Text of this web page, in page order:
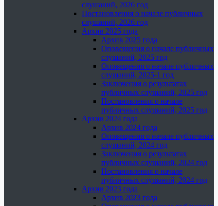
слушаний, 2026 год
Постановления о начале публичных
слушаний, 2026 год
Архив 2025 года
Архив 2025 года
Оповещения о начале публичных
слушаний, 2025 год
Оповещения о начале публичных
слушаний, 2025-1 год
Заключения о результатах
публичных слушаний, 2025 год
Постановления о начале
публичных слушаний, 2025 год
Архив 2024 года
Архив 2024 года
Оповещения о начале публичных
слушаний, 2024 год
Заключения о результатах
публичных слушаний, 2024 год
Постановления о начале
публичных слушаний, 2024 год
Архив 2023 года
Архив 2023 года